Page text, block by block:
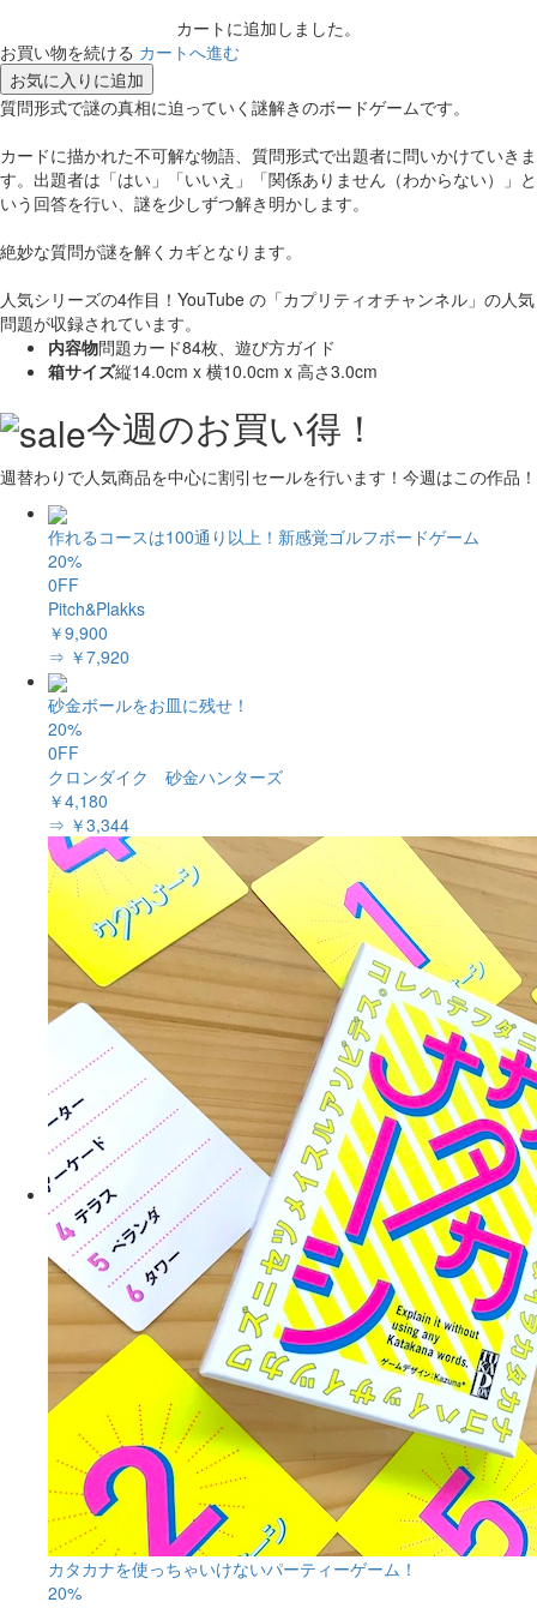
カートに追加しました。
お買い物を続ける カートへ進む
お気に入りに追加
質問形式で謎の真相に迫っていく謎解きのボードゲームです。
カードに描かれた不可解な物語、質問形式で出題者に問いかけていきま
す。出題者は「はい」「いいえ」「関係ありません（わからない）」と
いう回答を行い、謎を少しずつ解き明かします。
絶妙な質問が謎を解くカギとなります。
人気シリーズの4作目！YouTube の「カプリティオチャンネル」の人気
問題が収録されています。
内容物問題カード84枚、遊び方ガイド
箱サイズ縦14.0cm x 横10.0cm x 高さ3.0cm
今週のお買い得！
週替わりで人気商品を中心に割引セールを行います！今週はこの作品！
作れるコースは100通り以上！新感覚ゴルフボードゲーム
20%
0FF
Pitch&Plakks
￥9,900
⇒ ￥7,920
砂金ボールをお皿に残せ！
20%
0FF
クロンダイク 砂金ハンターズ
￥4,180
⇒ ￥3,344
カタカナを使っちゃいけないパーティーゲーム！
20%